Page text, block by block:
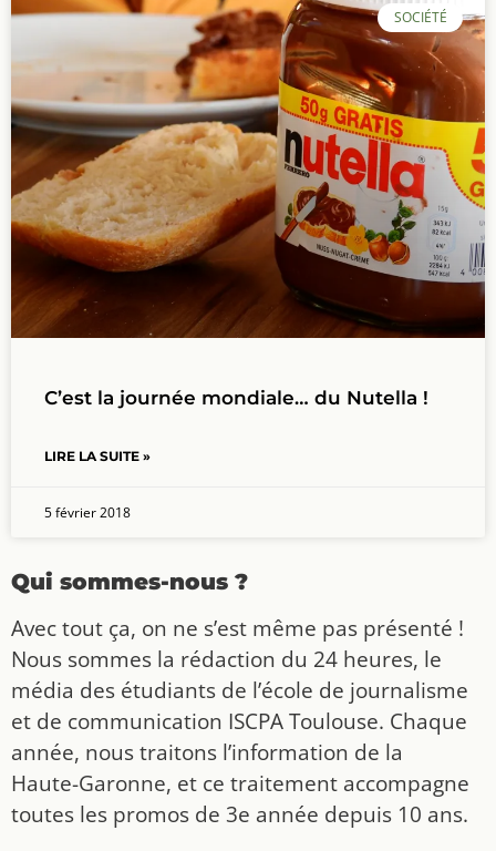
SOCIÉTÉ
C’est la journée mondiale… du Nutella !
LIRE LA SUITE »
5 février 2018
Qui sommes-nous ?
Avec tout ça, on ne s’est même pas présenté !
Nous sommes la rédaction du 24 heures, le
média des étudiants de l’école de journalisme
et de communication ISCPA Toulouse. Chaque
année, nous traitons l’information de la
Haute-Garonne, et ce traitement accompagne
toutes les promos de 3e année depuis 10 ans.